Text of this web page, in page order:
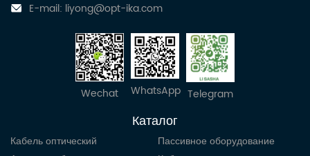
E-mail: liyong@opt-ika.com
Wechat WhatsApp Telegram
Каталог
Кабель оптический
Пассивное оборудование